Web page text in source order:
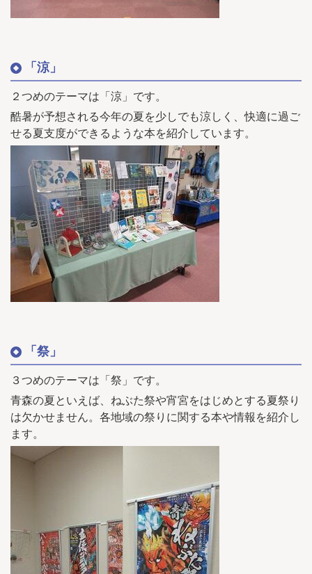
「涼」
２つめのテーマは「涼」です。
酷暑が予想される今年の夏を少しでも涼しく、快適に過ご
せる夏支度ができるような本を紹介しています。
「祭」
３つめのテーマは「祭」です。
青森の夏といえば、ねぶた祭や宵宮をはじめとする夏祭り
は欠かせません。各地域の祭りに関する本や情報を紹介し
ます。